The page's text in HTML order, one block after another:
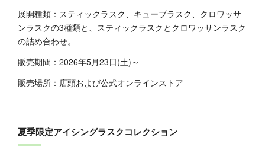
展開種類：スティックラスク、キューブラスク、クロワッサ
ンラスクの3種類と、スティックラスクとクロワッサンラスク
の詰め合わせ。
販売期間：2026年5月23日(土)～
販売場所：店頭および公式オンラインストア
夏季限定アイシングラスクコレクション